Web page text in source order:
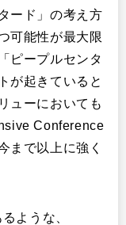
ード」の考え方
可能性が最大限
ピープルセンタ
が起きていると
ューにおいても
Conference
まで以上に強く
ような、